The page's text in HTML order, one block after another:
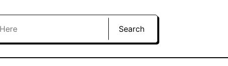
Search